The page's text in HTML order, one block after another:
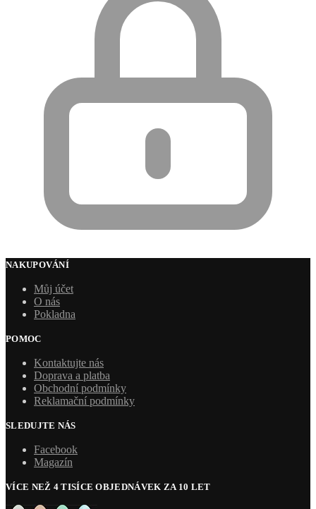
NAKUPOVÁNÍ
Můj účet
O nás
Pokladna
POMOC
Kontaktujte nás
Doprava a platba
Obchodní podmínky
Reklamační podmínky
SLEDUJTE NÁS
Facebook
Magazín
VÍCE NEŽ 4 TISÍCE OBJEDNÁVEK ZA 10 LET